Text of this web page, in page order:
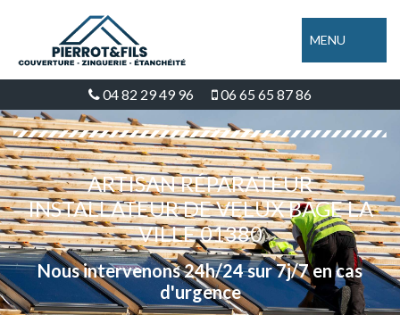
MENU
04 82 29 49 96 06 65 65 87 86
ARTISAN RÉPARATEUR
INSTALLATEUR DE VELUX BAGE LA
VILLE 01380
Nous intervenons 24h/24 sur 7j/7 en cas
d'urgence